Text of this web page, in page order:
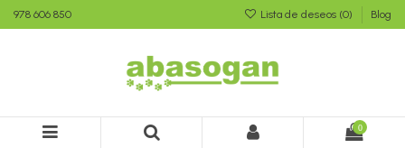
978 606 850 Lista de deseos (0) Blog
0